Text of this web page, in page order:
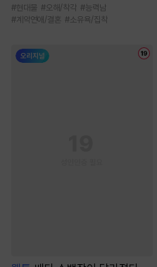
#현대물 #오해/착각 #능력남
# 계약연애/결혼 #소유욕/집착